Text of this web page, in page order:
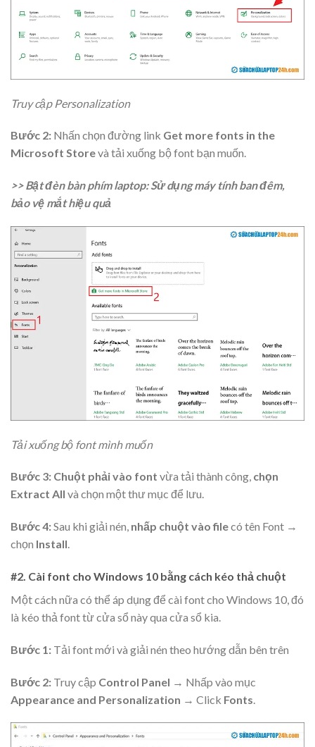
Truy cập Personalization
Bước 2: Nhấn chọn đường link Get more fonts in the
Microsoft Storevà tải xuống bộ font bạn muốn.
>> Bật đèn bàn phím laptop: Sử dụng máy tính ban đêm,
bảo vệ mắt hiệu quả
Tải xuống bộ font mình muốn
Bước 3: Chuột phải vào font vừa tải thành công, chọn
Extract All và chọn một thư mục để lưu.
Bước 4:Sau khi giải nén, nhấp chuột vào filecó tên Font →
chọn Install.
#2. Cài font cho Windows 10 bằng cách kéo thả chuột
Một cách nữa có thể áp dụng để cài font cho Windows 10, đó
là kéo thả font từ cửa sổ này qua cửa sổ kia.
Bước 1: Tải font mới và giải nén theo hướng dẫn bên trên
Bước 2: Truy cập Control Panel → Nhấp vào mục
Appearance and Personalization → Click Fonts